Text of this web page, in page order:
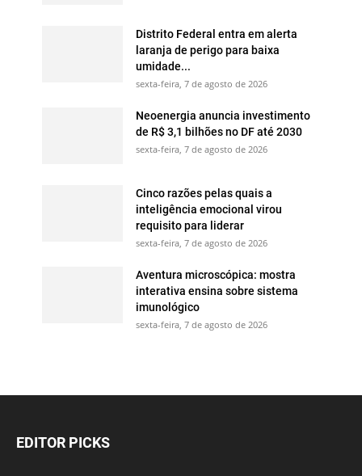
Distrito Federal entra em alerta
laranja de perigo para baixa
umidade...
sexta-feira, 7 de agosto de 2026
Neoenergia anuncia investimento
de R$ 3,1 bilhões no DF até 2030
sexta-feira, 7 de agosto de 2026
Cinco razões pelas quais a
inteligência emocional virou
requisito para liderar
sexta-feira, 7 de agosto de 2026
Aventura microscópica: mostra
interativa ensina sobre sistema
imunológico
sexta-feira, 7 de agosto de 2026
EDITOR PICKS